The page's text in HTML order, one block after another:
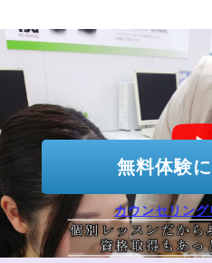
個別相談で不安
無料体験
カウンセリン